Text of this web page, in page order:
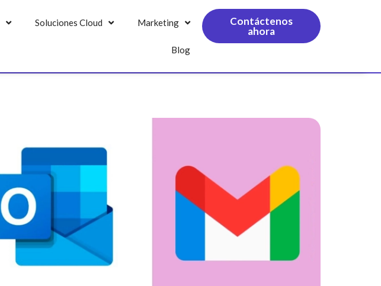
Soluciones Cloud Marketing
Blog
Contáctenos
ahora